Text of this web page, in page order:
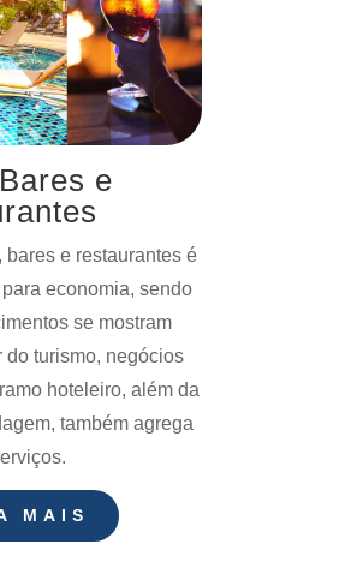
e
e restaurantes é
economia, sendo
se mostram
do turismo, negócios
hoteleiro, além da
também agrega
MAIS